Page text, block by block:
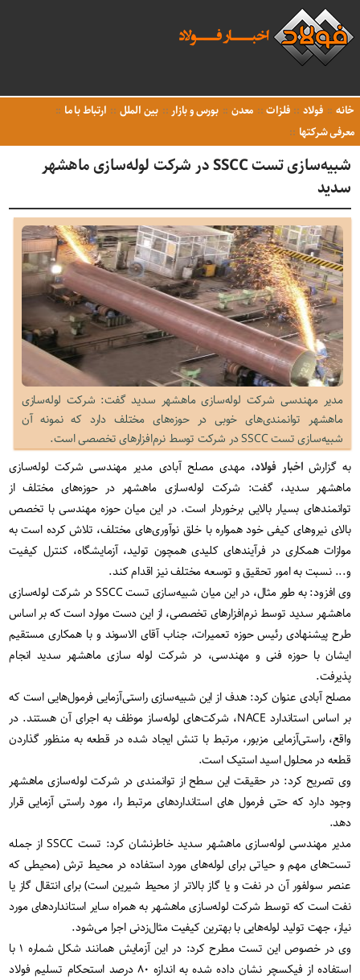
خانه فولاد فلزات معدن بورس و بازار بین الملل
ارتباط با ما
معرفی شرکتها
شبیه‌سازی تست SSCC در شرکت لوله‌سازی ماهشهر
سدید
مدیر مهندسی شرکت لوله‌سازی ماهشهر سدید گفت: شرکت لوله‌سازی
ماهشهر توانمندی‌های خوبی در حوزه‌های مختلف دارد که نمونه آن
شبیه‌سازی تست SSCC در شرکت توسط نرم‌افزارهای تخصصی است.
به گزارشاخبار فولاد، مهدی مصلح آبادی مدیر مهندسی شرکت لوله‌سازی
ماهشهر سدید، گفت: شرکت لوله‌سازی ماهشهر در حوزه‌های مختلف از
توانمند‌های بسیار بالایی برخوردار است. در این میان حوزه مهندسی با تخصص
بالای نیروهای کیفی خود همواره با خلق نوآوری‌های مختلف، تلاش کرده است به
موازات همکاری در فرآیندهای کلیدی همچون تولید، آزمایشگاه، کنترل کیفیت
و... نسبت به امور تحقیق و توسعه مختلف نیز اقدام کند.
وی افزود: به طور مثال، در این میان شبیه‌سازی تست SSCC در شرکت لوله‌سازی
ماهشهر سدید توسط نرم‌افزارهای تخصصی، از این دست موارد است که بر اساس
طرح پیشنهادی رئیس حوزه تعمیرات، جناب آقای الاسوند و با همکاری مستقیم
ایشان با حوزه فنی و مهندسی، در شرکت لوله سازی ماهشهر سدید انجام
پذیرفت.
مصلح آبادی عنوان کرد: هدف از این شبیه‌سازی راستی‌آزمایی فرمول‌هایی است که
بر اساس استاندارد NACE، شرکت‌های لوله‌ساز موظف به اجرای آن هستند‌. در
واقع، راستی‌آزمایی مزبور، مرتبط با تنش ایجاد شده در قطعه به منظور گذاردن
قطعه در محلول اسید استیک است.
وی تصریح کرد: در حقیقت این سطح از توانمندی در شرکت لوله‌سازی ماهشهر
وجود دارد که حتی فرمول‌ های استانداردهای مرتبط را، مورد راستی آزمایی قرار
دهد.
مدیر مهندسی لوله‌سازی ماهشهر سدید خاطرنشان کرد: تست SSCC‌ از جمله
تست‌های مهم و حیاتی برای لوله‌های مورد استفاده در محیط ترش (محیطی که
عنصر سولفور آن در نفت و یا گاز بالاتر از محیط شیرین است) برای انتقال گاز یا
نفت است که توسط شرکت لوله‌سازی ماهشهر به همراه سایر استانداردهای مورد
نیاز، جهت تولید لوله‌هایی با بهترین کیفیت مثال‌زدنی اجرا می‌شود.
وی در خصوص این تست مطرح کرد: در این آزمایش همانند شکل شماره ۱ با
استفاده از فیکسچر نشان داده شده به اندازه ۸۰ درصد استحکام تسلیم فولاد